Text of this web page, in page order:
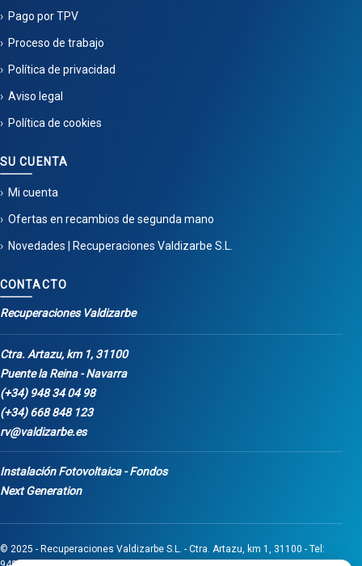
Pago por TPV
Proceso de trabajo
Política de privacidad
Aviso legal
Política de cookies
SU CUENTA
Mi cuenta
Ofertas en recambios de segunda mano
Novedades | Recuperaciones Valdizarbe S.L.
CONTACTO
Recuperaciones Valdizarbe
Ctra. Artazu, km 1, 31100
Puente la Reina - Navarra
(+34) 948 34 04 98
(+34) 668 848 123
rv@valdizarbe.es
Instalación Fotovoltaica - Fondos
Next Generation
© 2025 - Recuperaciones Valdizarbe S.L. - Ctra. Artazu, km 1, 31100 - Tel: